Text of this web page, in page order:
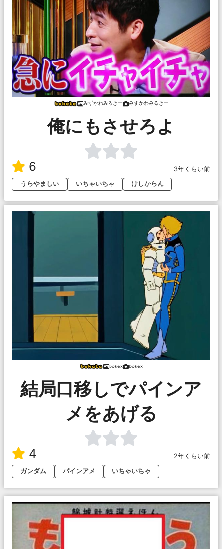
みずかわみるきー みずかわみるきー
俺にもさせろよ
6
3年くらい前
うらやましい
いちゃいちゃ けしからん
bokex bokex
結局口移しでパインア
メをあげる
4
2年くらい前
ガンダム
パインアメ いちゃいちゃ